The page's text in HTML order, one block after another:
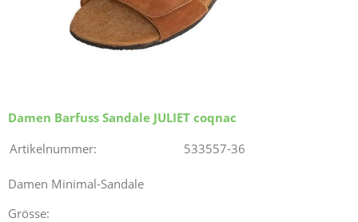
Damen Barfuss Sandale JULIET coqnac
Artikelnummer:
533557-36
Damen Minimal-Sandale
Grösse: